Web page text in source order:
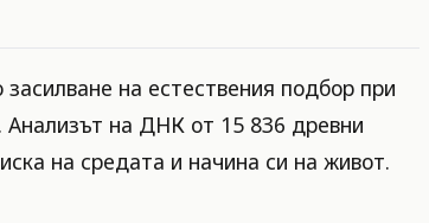
на естествения подбор при
Анализът на ДНК от 15 836 древни
на средата и начина си на живот.